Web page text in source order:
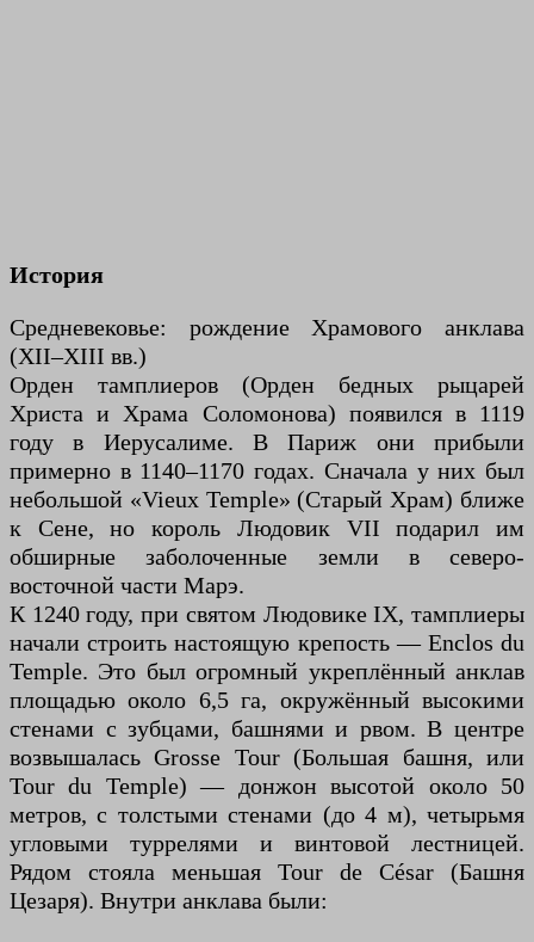
История
Средневековье: рождение Храмового анклава
(XII–XIII вв.)
Орден тамплиеров (Орден бедных рыцарей
Христа и Храма Соломонова) появился в 1119
году в Иерусалиме. В Париж они прибыли
примерно в 1140–1170 годах. Сначала у них был
небольшой «Vieux Temple» (Старый Храм) ближе
к Сене, но король Людовик VII подарил им
обширные заболоченные земли в северо-
восточной части Марэ.
К 1240 году, при святом Людовике IX, тамплиеры
начали строить настоящую крепость — Enclos du
Temple. Это был огромный укреплённый анклав
площадью около 6,5 га, окружённый высокими
стенами с зубцами, башнями и рвом. В центре
возвышалась Grosse Tour (Большая башня, или
Tour du Temple) — донжон высотой около 50
метров, с толстыми стенами (до 4 м), четырьмя
угловыми туррелями и винтовой лестницей.
Рядом стояла меньшая Tour de César (Башня
Цезаря). Внутри анклава были: